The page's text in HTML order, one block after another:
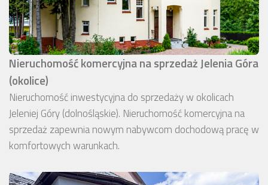
Nieruchomość komercyjna na sprzedaż Jelenia Góra
(okolice)
Nieruchomość inwestycyjna do sprzedaży w okolicach
Jeleniej Góry (dolnośląskie). Nieruchomość komercyjna na
sprzedaż zapewnia nowym nabywcom dochodową pracę w
komfortowych warunkach.